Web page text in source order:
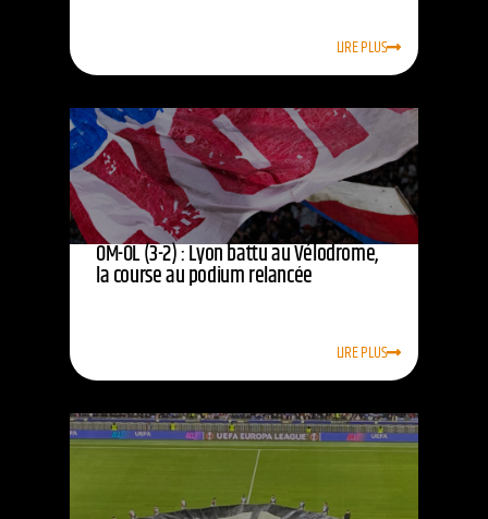
LIRE PLUS
OM-OL (3-2) : Lyon battu au Vélodrome,
la course au podium relancée
LIRE PLUS